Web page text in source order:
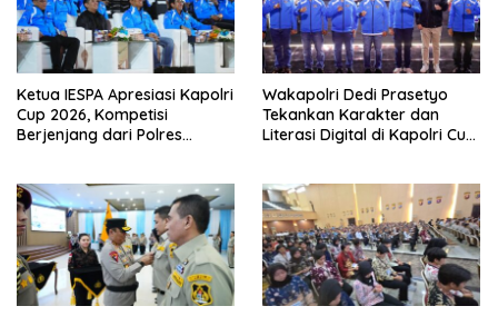
Ketua IESPA Apresiasi Kapolri
Cup 2026, Kompetisi
Berjenjang dari Polres
Wakapolri Dedi Prasetyo
Tekankan Karakter dan
Literasi Digital di Kapolri Cup